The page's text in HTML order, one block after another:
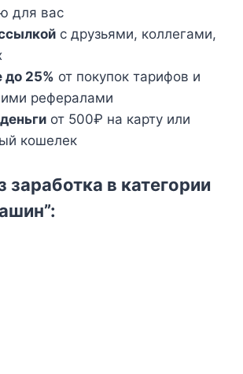
для вас
с друзьями, коллегами,
до 25% от покупок тарифов и
рефералами
от 500₽ на карту или
кошелек
заработка в категории